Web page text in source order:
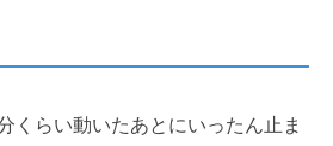
くらい動いたあとにいったん止ま